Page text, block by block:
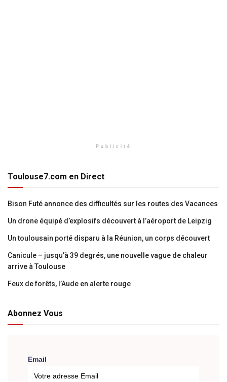
Publicité
Toulouse7.com en Direct
Bison Futé annonce des difficultés sur les routes des Vacances
Un drone équipé d’explosifs découvert à l’aéroport de Leipzig
Un toulousain porté disparu à la Réunion, un corps découvert
Canicule – jusqu’à 39 degrés, une nouvelle vague de chaleur
arrive à Toulouse
Feux de forêts, l’Aude en alerte rouge
Abonnez Vous
Email